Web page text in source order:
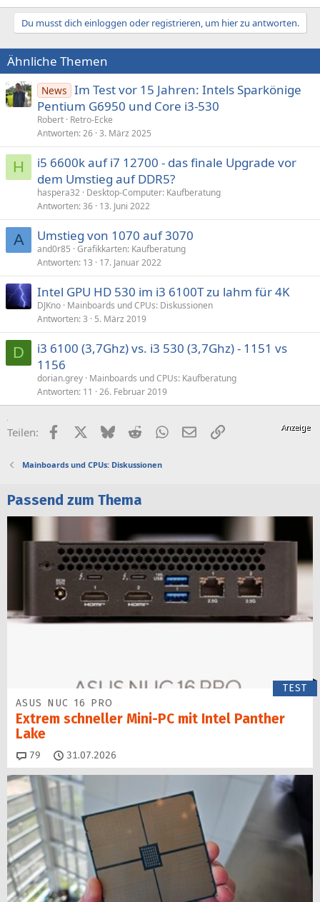
Du musst dich einloggen oder registrieren, um hier zu antworten.
Ähnliche Themen
News Im Test vor 15 Jahren: Intels Sparkönige
Pentium G6950 und Core i3-530
Robert Retro-Ecke
Antworten 26 3. März 2025
H
i5 6600k auf i7 12700 - das finale Upgrade vor
dem Umstieg auf DDR5?
haspera32 Desktop-Computer: Kaufberatung
Antworten 36 13. Juni 2022
A Umstieg von 1070 auf 3070
and0r85 Grafikkarten: Kaufberatung
Antworten 13 17. Januar 2022
Intel GPU HD 530 im i3 6100T zu lahm für 4K
DJKno Mainboards und CPUs: Diskussionen
Antworten 3 5. März 2019
D
i3 6100 (3,7Ghz) vs. i3 530 (3,7Ghz) - 1151 vs
1156
dorian.grey Mainboards und CPUs: Kaufberatung
Antworten 11 26. Februar 2019
Teilen: FacebookX (Twitter)
BlueskyRedditWhatsApp
E-MailLink
Mainboards und CPUs: Diskussionen
Passend zum Thema
TEST
ASUS NUC 16 PRO
Extrem schneller Mini-PC mit Intel Panther
Lake
79 Kommentare
31.07.2026